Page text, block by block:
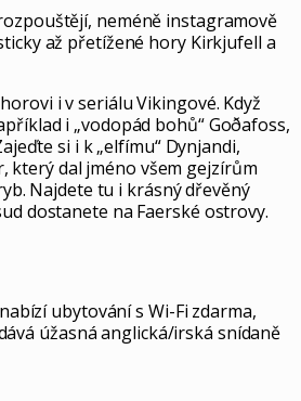
neméně instagramově
až přetížené hory Kirkjufell a
i v seriálu Vikingové. Když
i „vodopád bohů“ Goðafoss,
si i k „elfímu“ Dynjandi,
který dal jméno všem gejzírům
Najdete tu i krásný dřevěný
dostanete na Faerské ostrovy.
ubytování s Wi-Fi zdarma,
úžasná anglická/irská snídaně